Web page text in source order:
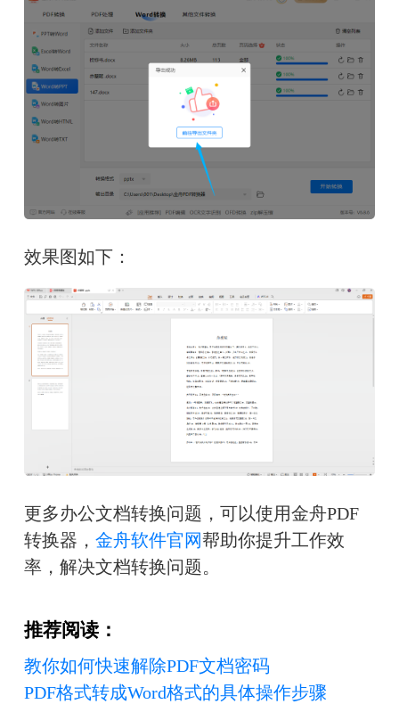
效果图如下：
更多办公文档转换问题，可以使用金舟PDF
转换器， 金舟软件官网帮助你提升工作效
率，解决文档转换问题。
推荐阅读：
教你如何快速解除PDF文档密码
PDF格式转成Word格式的具体操作步骤